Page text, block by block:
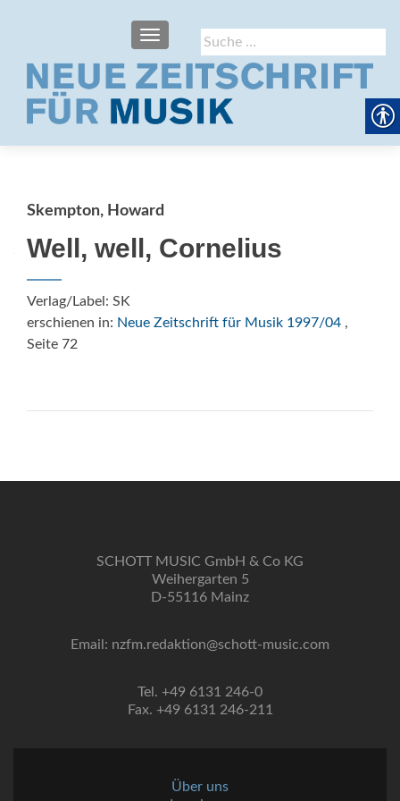
Suche
nach:
SCHALTE NAVIGATION
Skempton, Howard
Well, well, Cornelius
Verlag/Label: SK
erschienen in: Neue Zeitschrift für Musik 1997/04 ,
Seite 72
SCHOTT MUSIC GmbH & Co KG
Weihergarten 5
D-55116 Mainz
Email: nzfm.redaktion@schott-music.com
Tel. +49 6131 246-0
Fax. +49 6131 246-211
Über uns